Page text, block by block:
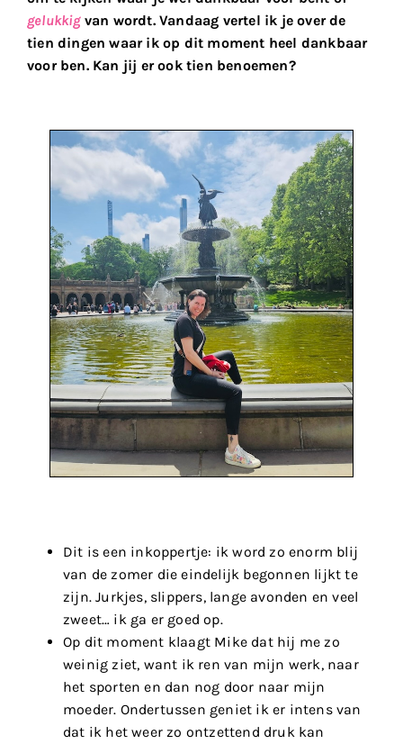
gelukkigvan wordt. Vandaag vertel ik je over de
tien dingen waar ik op dit moment heel dankbaar
voor ben. Kan jij er ook tien benoemen?
Dit is een inkoppertje: ik word zo enorm blij
van de zomer die eindelijk begonnen lijkt te
zijn. Jurkjes, slippers, lange avonden en veel
zweet… ik ga er goed op.
Op dit moment klaagt Mike dat hij me zo
weinig ziet, want ik ren van mijn werk, naar
het sporten en dan nog door naar mijn
moeder. Ondertussen geniet ik er intens van
dat ik het weer zo ontzettend druk kan